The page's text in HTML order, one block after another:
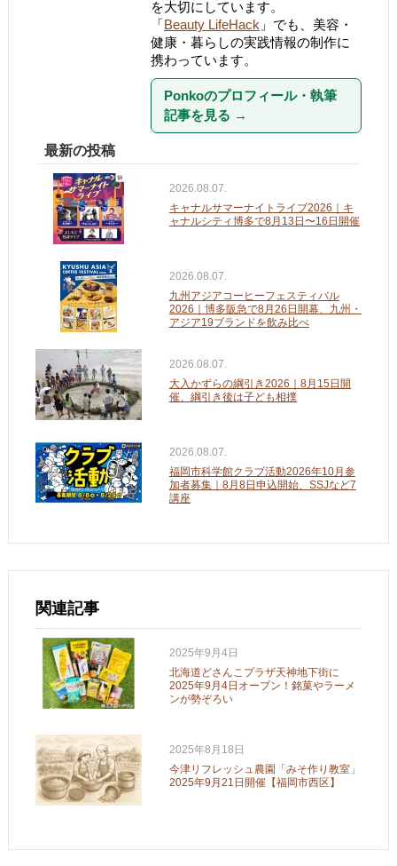
を大切にしています。
「Beauty LifeHack 」でも、美容・
健康・暮らしの実践情報の制作に
携わっています。
Ponkoのプロフィール・執筆
記事を見る →
最新の投稿
2026.08.07.
キャナルサマーナイトライブ2026｜キ
ャナルシティ博多で8月13日〜16日開催
2026.08.07.
九州アジアコーヒーフェスティバル
2026｜博多阪急で8月26日開幕、九州・
アジア19ブランドを飲み比べ
2026.08.07.
大入かずらの綱引き2026｜8月15日開
催、綱引き後は子ども相撲
2026.08.07.
福岡市科学館クラブ活動2026年10月参
加者募集｜8月8日申込開始、SSJなど7
講座
関連記事
2025年9月4日
北海道どさんこプラザ天神地下街に
2025年9月4日オープン！銘菓やラーメ
ンが勢ぞろい
2025年8月18日
今津リフレッシュ農園「みそ作り教室」
2025年9月21日開催【福岡市西区】